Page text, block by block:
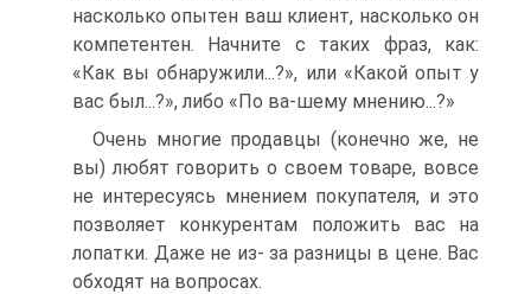
насколько опытен ваш клиент, насколько он
компетентен. Начните с таких фраз, как:
«Как вы обнаружили...?», или «Какой опыт у
вас был...?», либо «По ва-шему мнению...?»
Очень многие продавцы (конечно же, не
вы) любят говорить о своем товаре, вовсе
не интересуясь мнением покупателя, и это
позволяет конкурентам положить вас на
лопатки. Даже не из- за разницы в цене. Вас
обходят на вопросах.